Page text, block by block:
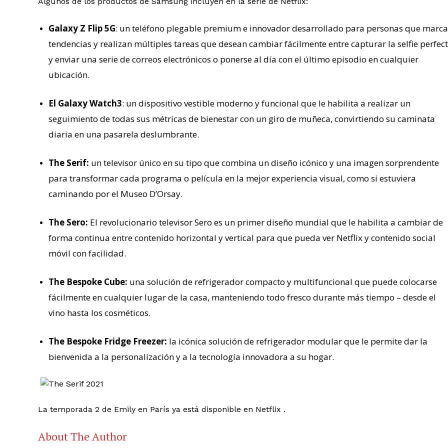
Galaxy Z Flip 5G: un teléfono plegable premium e innovador desarrollado para personas que
tendencias y realizan múltiples tareas que desean cambiar fácilmente entre capturar la selfie
y enviar una serie de correos electrónicos o ponerse al día con el último episodio en cualquier
ubicación.
El Galaxy Watch3: un dispositivo vestible moderno y funcional que le habilita a realizar un
seguimiento de todas sus métricas de bienestar con un giro de muñeca, convirtiendo su caminata
diaria en una pasarela deslumbrante.
The Serif: un televisor único en su tipo que combina un diseño icónico y una imagen sorprendente
para transformar cada programa o película en la mejor experiencia visual, como si estuviera
caminando por el Museo D’Orsay.
The Sero: El revolucionario televisor Sero es un primer diseño mundial que le habilita a cambiar de
forma continua entre contenido horizontal y vertical para que pueda ver Netflix y contenido social
móvil con facilidad.
The Bespoke Cube: una solución de refrigerador compacto y multifuncional que puede colocarse
fácilmente en cualquier lugar de la casa, manteniendo todo fresco durante más tiempo – desde el
vino hasta los cosméticos.
The Bespoke Fridge Freezer: la icónica solución de refrigerador modular que le permite dar la
bienvenida a la personalización y a la tecnología innovadora a su hogar.
La temporada 2 de Emily en París ya está disponible en Netflix .
About The Author